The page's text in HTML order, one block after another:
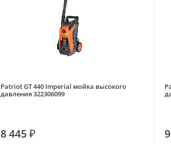
Patriot GT 440 Imperial мойка высокого
давления 322306099
8 445 ₽